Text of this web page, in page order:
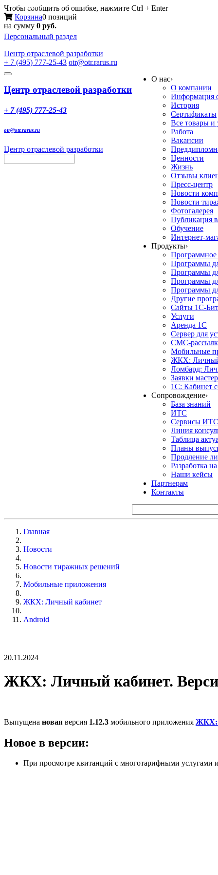
Чтобы сообщить об ошибке, нажмите Ctrl + Enter
Корзина0 позиций
на сумму 0 руб.
Персональный раздел
Центр отраслевой разработки
+ 7 (495) 777-25-43 otr@otr.rarus.ru
Toggle
Меню
Центр отраслевой разработки
+ 7 (495) 777-25-43
otr@otr.rarus.ru
Центр отраслевой разработки
О нас›
О компании
Информация
История
Сертификаты
Все товары и
Работа
Вакансии
Ценности
Жизнь
Отзывы
Пресс-центр
Новости
Новости
Фотогалерея
Публикация в
Обучение
Интернет-
Продукты›
Программное
Программы
Программы
Программы
Программы
Другие
Сайты 1С-
Услуги
Аренда 1С
Сервер для
СМС-
Мобильные
ЖКХ: Личный
Ломбард:
Заявки
1С: Кабинет
Сопровождение›
База знаний
ИТС
Сервисы ИТС
Линия
Таблица
Планы
Продление
Разработка
Наши кейсы
Партнерам
Контакты
Главная
Новости
Новости тиражных решений
Мобильные приложения
ЖКХ: Личный кабинет
Android
20.11.2024
ЖКХ: Личный кабинет.
Выпущена новая версия 1.12.3 мобильного приложения ЖКХ:
Новое в версии:
При просмотре квитанций с многотарифными услугами